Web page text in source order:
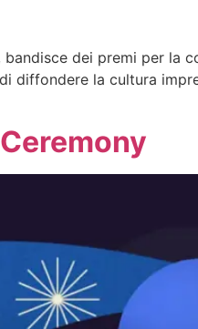
dei premi per la
diffondere la cultura